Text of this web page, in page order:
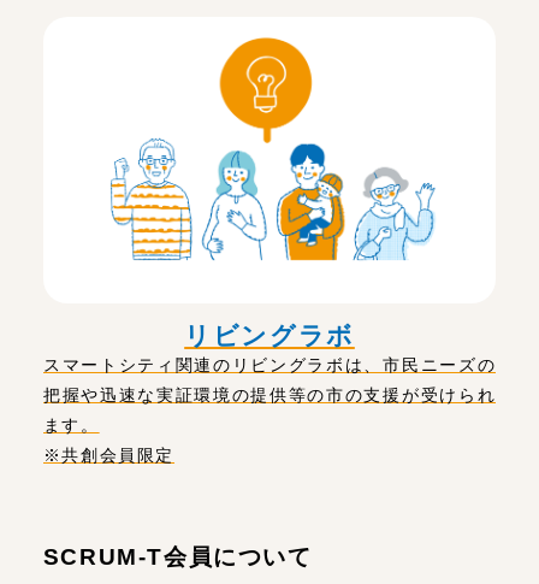
リビングラボ
スマートシティ関連のリビングラボは、市民ニーズの
把握や迅速な実証環境の提供等の市の支援が受けられ
ます。
※共創会員限定
SCRUM-T会員について